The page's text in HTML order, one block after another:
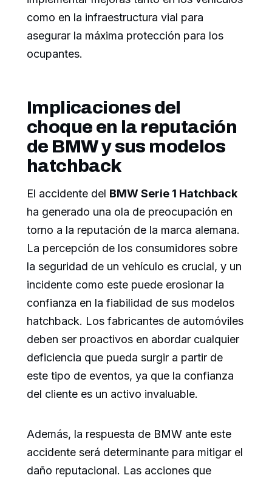
como en la infraestructura vial para
asegurar la máxima protección para los
ocupantes.
Implicaciones del
choque en la reputación
de BMW y sus modelos
hatchback
El accidente del BMW Serie 1 Hatchback
ha generado una ola de preocupación en
torno a la reputación de la marca alemana.
La percepción de los consumidores sobre
la seguridad de un vehículo es crucial, y un
incidente como este puede erosionar la
confianza en la fiabilidad de sus modelos
hatchback. Los fabricantes de automóviles
deben ser proactivos en abordar cualquier
deficiencia que pueda surgir a partir de
este tipo de eventos, ya que la confianza
del cliente es un activo invaluable.
Además, la respuesta de BMW ante este
accidente será determinante para mitigar el
daño reputacional. Las acciones que